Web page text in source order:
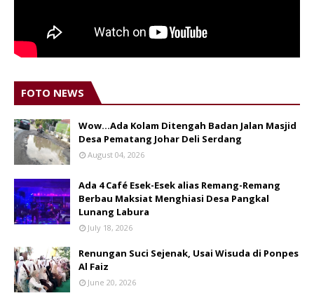
FOTO NEWS
Wow...Ada Kolam Ditengah Badan Jalan Masjid
Desa Pematang Johar Deli Serdang
August 04, 2026
Ada 4 Café Esek-Esek alias Remang-Remang
Berbau Maksiat Menghiasi Desa Pangkal
Lunang Labura
July 18, 2026
Renungan Suci Sejenak, Usai Wisuda di Ponpes
Al Faiz
June 20, 2026